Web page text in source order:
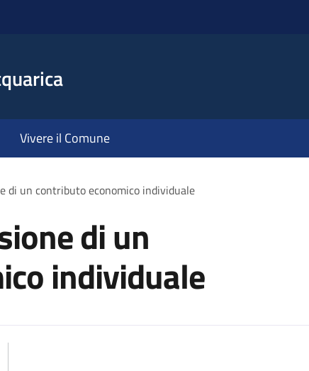
Vivere il Comune
di un contributo economico individuale
di un
individuale